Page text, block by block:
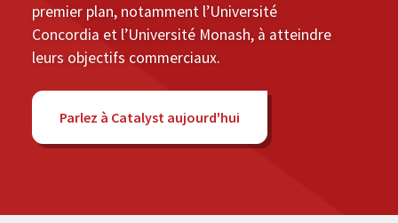
premier plan, notamment l’Université
Concordia et l’Université Monash, à atteindre
leurs objectifs commerciaux.
Parlez à Catalyst aujourd'hui